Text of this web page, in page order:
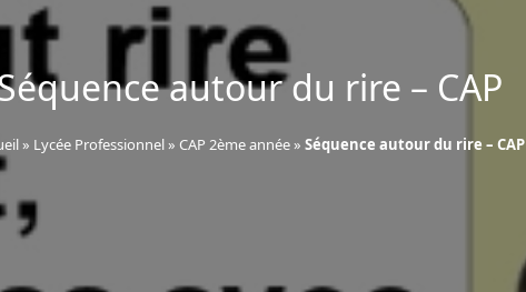
autour du rire – CAP
» Lycée Professionnel» CAP 2ème année» Séquence autour du rire – CAP